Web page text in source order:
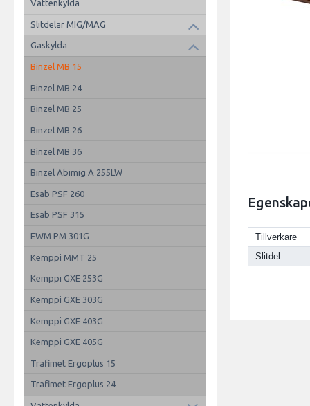
Vattenkylda
Slitdelar MIG/MAG
Gaskylda
Binzel MB 15
Binzel MB 24
Binzel MB 25
Binzel MB 26
Binzel MB 36
Binzel Abimig A 255LW
Esab PSF 260
Esab PSF 315
EWM PM 301G
Kemppi MMT 25
Kemppi GXE 253G
Kemppi GXE 303G
Kemppi GXE 403G
Kemppi GXE 405G
Trafimet Ergoplus 15
Trafimet Ergoplus 24
Tillverkare
Slitdel